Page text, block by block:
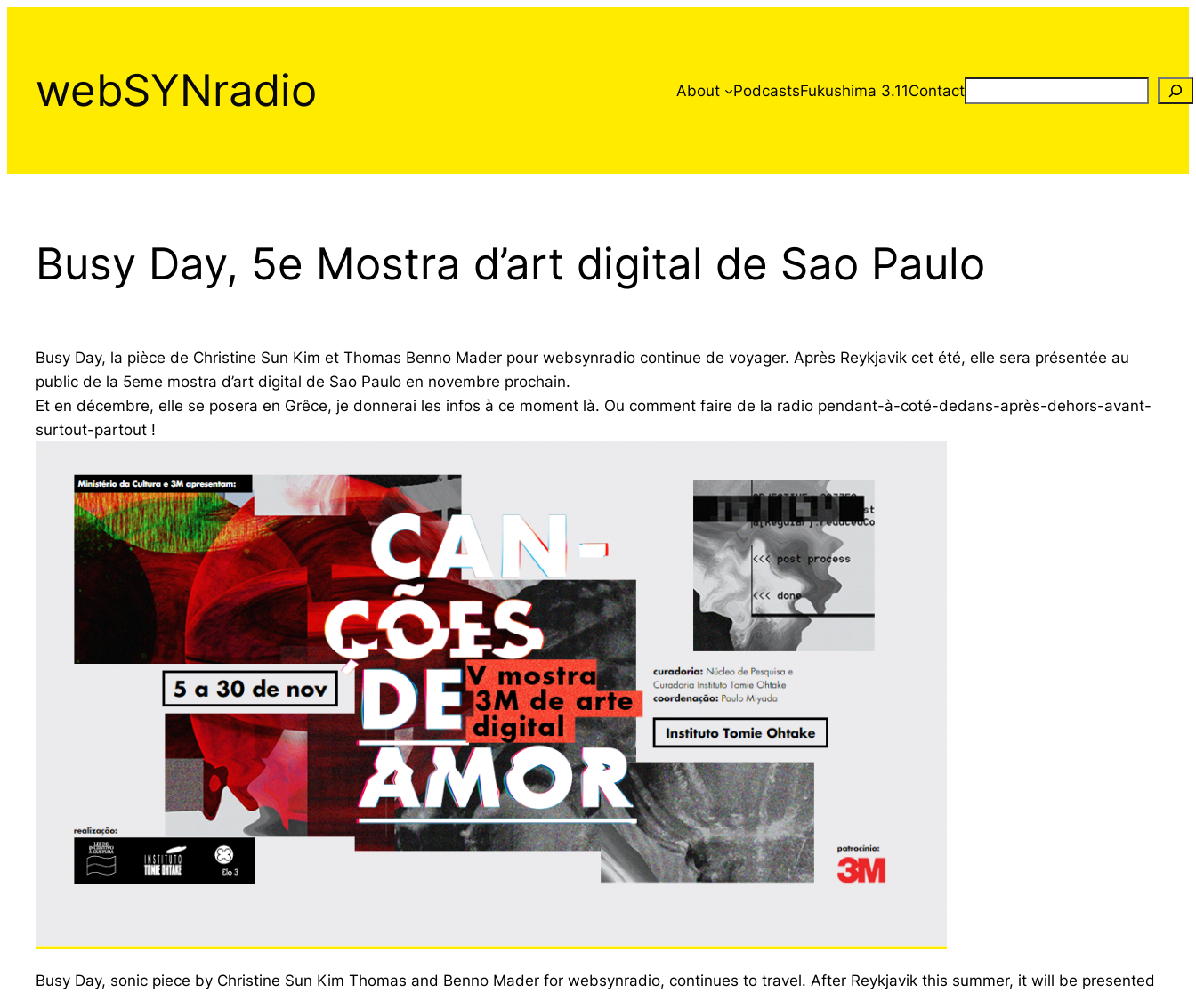
webSYNradio About PodcastsFukushima 3.11ContactRechercher
Busy Day, 5e Mostra d’art digital de Sao Paulo
Busy Day, la pièce de Christine Sun Kim et Thomas Benno Mader pour websynradio continue de voyager. Après Reykjavik cet été, elle sera présentée au
public de la 5eme mostra d’art digital de Sao Paulo en novembre prochain.
Et en décembre, elle se posera en Grêce, je donnerai les infos à ce moment là. Ou comment faire de la radio pendant-à-coté-dedans-après-dehors-avant-
surtout-partout !
Busy Day, sonic piece by Christine Sun Kim Thomas and Benno Mader for websynradio, continues to travel. After Reykjavik this summer, it will be presented